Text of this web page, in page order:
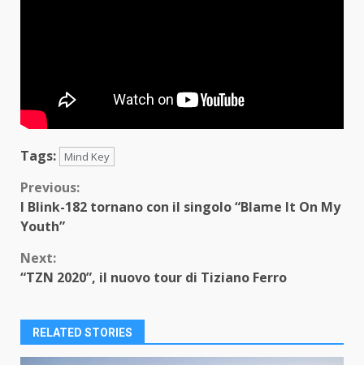
Tags: Mind Key
Continue
Reading
Previous:
I Blink-182 tornano con il singolo “Blame It On My
Youth”
Next:
“TZN 2020”, il nuovo tour di Tiziano Ferro
RELATED STORIES